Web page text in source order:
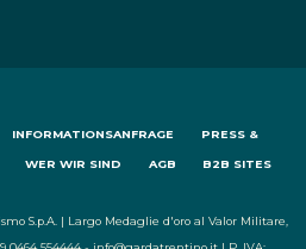
INFORMATIONSANFRAGE PRESS &
WER WIR SIND AGB B2B SITES
S.p.A. | Largo Medaglie d'oro al Valor Militare,